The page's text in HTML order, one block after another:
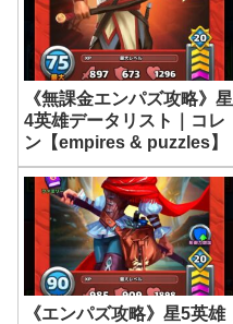
《無課金エンパズ攻略》星
4英雄データリスト｜コレ
ン【empires & puzzles】
《エンパズ攻略》星5英雄